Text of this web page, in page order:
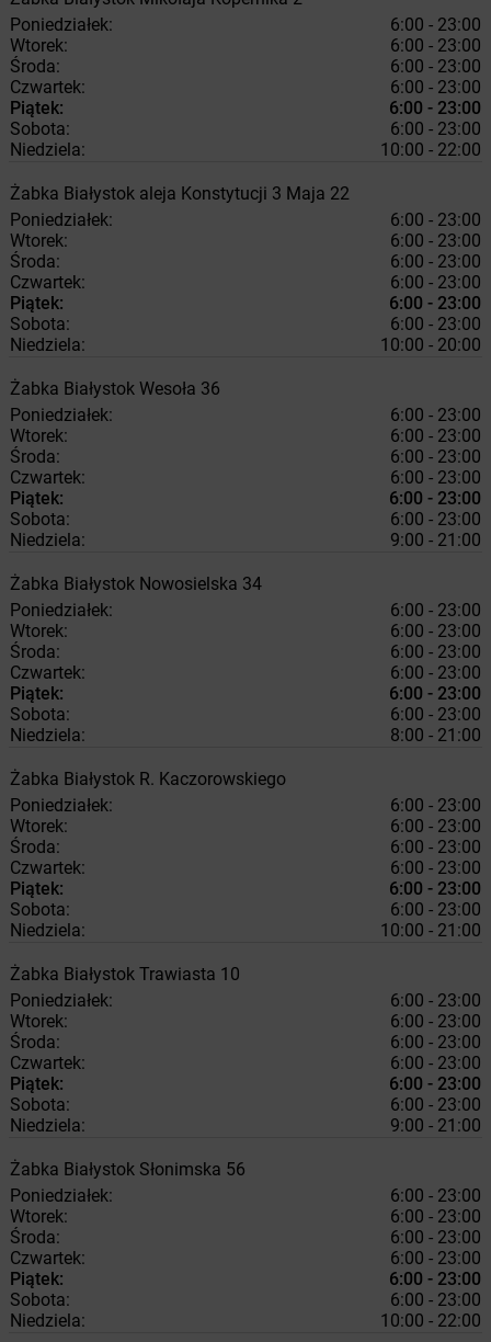
Poniedziałek:
6:00 - 23:00
Wtorek:
6:00 - 23:00
Środa:
6:00 - 23:00
Czwartek:
6:00 - 23:00
Piątek:
6:00 - 23:00
Sobota:
6:00 - 23:00
Niedziela:
10:00 - 22:00
Żabka Białystok aleja Konstytucji 3 Maja 22
Poniedziałek:
6:00 - 23:00
Wtorek:
6:00 - 23:00
Środa:
6:00 - 23:00
Czwartek:
6:00 - 23:00
Piątek:
6:00 - 23:00
Sobota:
6:00 - 23:00
Niedziela:
10:00 - 20:00
Żabka Białystok Wesoła 36
Poniedziałek:
6:00 - 23:00
Wtorek:
6:00 - 23:00
Środa:
6:00 - 23:00
Czwartek:
6:00 - 23:00
Piątek:
6:00 - 23:00
Sobota:
6:00 - 23:00
Niedziela:
9:00 - 21:00
Żabka Białystok Nowosielska 34
Poniedziałek:
6:00 - 23:00
Wtorek:
6:00 - 23:00
Środa:
6:00 - 23:00
Czwartek:
6:00 - 23:00
Piątek:
6:00 - 23:00
Sobota:
6:00 - 23:00
Niedziela:
8:00 - 21:00
Żabka Białystok R. Kaczorowskiego
Poniedziałek:
6:00 - 23:00
Wtorek:
6:00 - 23:00
Środa:
6:00 - 23:00
Czwartek:
6:00 - 23:00
Piątek:
6:00 - 23:00
Sobota:
6:00 - 23:00
Niedziela:
10:00 - 21:00
Żabka Białystok Trawiasta 10
Poniedziałek:
6:00 - 23:00
Wtorek:
6:00 - 23:00
Środa:
6:00 - 23:00
Czwartek:
6:00 - 23:00
Piątek:
6:00 - 23:00
Sobota:
6:00 - 23:00
Niedziela:
9:00 - 21:00
Żabka Białystok Słonimska 56
Poniedziałek:
6:00 - 23:00
Wtorek:
6:00 - 23:00
Środa:
6:00 - 23:00
Czwartek:
6:00 - 23:00
Piątek:
6:00 - 23:00
Sobota:
6:00 - 23:00
Niedziela:
10:00 - 22:00